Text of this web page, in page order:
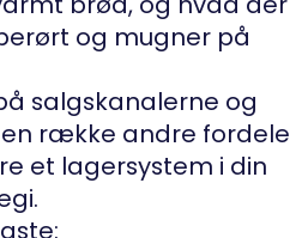
og mugner på
salgskanalerne og
række andre fordele
et lagersystem i din